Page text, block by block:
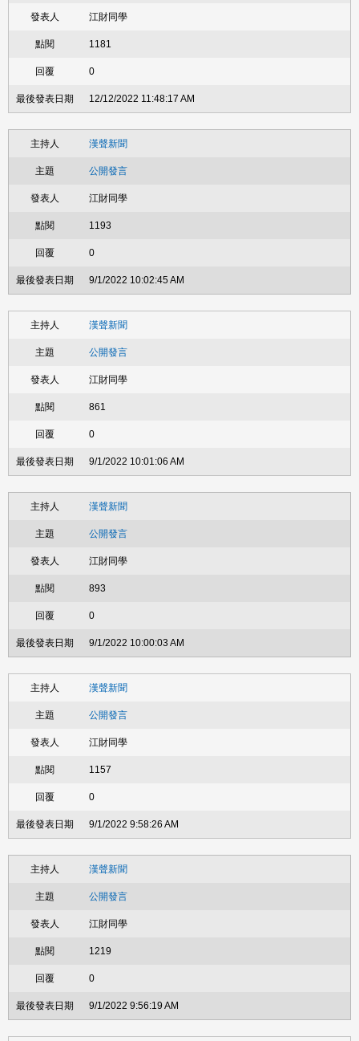
江財同學
1181
0
12/12/2022 11:48:17 AM
漢聲新聞
公開發言
江財同學
1193
0
9/1/2022 10:02:45 AM
漢聲新聞
公開發言
江財同學
861
0
9/1/2022 10:01:06 AM
漢聲新聞
公開發言
江財同學
893
0
9/1/2022 10:00:03 AM
漢聲新聞
公開發言
江財同學
1157
0
9/1/2022 9:58:26 AM
漢聲新聞
公開發言
江財同學
1219
0
9/1/2022 9:56:19 AM